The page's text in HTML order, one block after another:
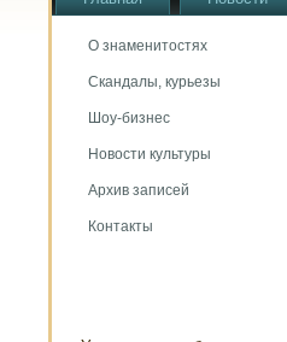
О знаменитостях
Скандалы, курьезы
Шоу-бизнес
Новости культуры
Архив записей
Контакты